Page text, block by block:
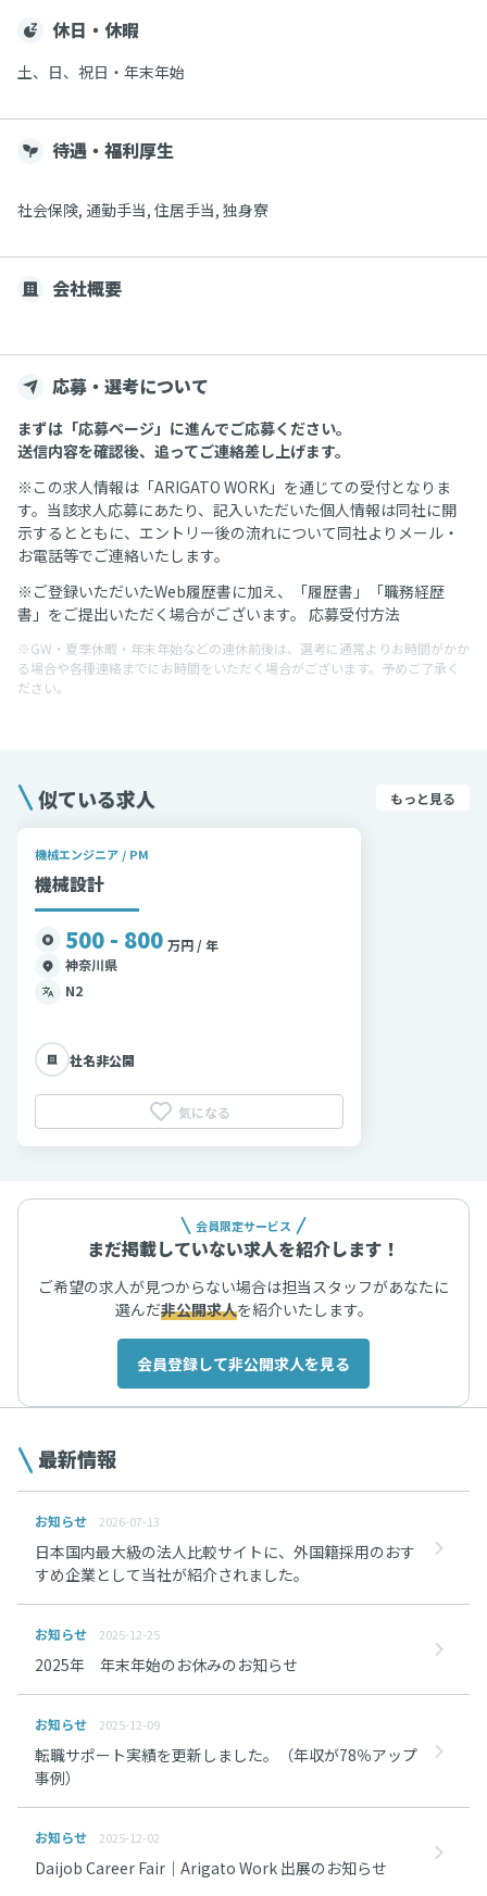
休日・休暇
土、日、祝日・年末年始
待遇・福利厚生
社会保険, 通勤手当, 住居手当, 独身寮
会社概要
応募・選考について
まずは「応募ページ」に進んでご応募ください。
送信内容を確認後、追ってご連絡差し上げます。
※この求人情報は「ARIGATO WORK」を通じての受付となりま
す。当該求人応募にあたり、記入いただいた個人情報は同社に開
示するとともに、エントリー後の流れについて同社よりメール・
お電話等でご連絡いたします。
※ご登録いただいたWeb履歴書に加え、「履歴書」「職務経歴
書」をご提出いただく場合がございます。 応募受付方法
※GW・夏季休暇・年末年始などの連休前後は、選考に通常よりお時間がかか
る場合や各種連絡までにお時間をいただく場合がございます。予めご了承く
ださい。
似ている求人 もっと見る
機械エンジニア / PM
機械設計
500 - 800 万円 / 年
神奈川県
N2
社名非公開
気になる
会員限定サービス
まだ掲載していない求人を紹介します！
ご希望の求人が見つからない場合は担当スタッフがあなたに
選んだ非公開求人を紹介いたします。
会員登録して非公開求人を見る
最新情報
お知らせ 2026-07-13
日本国内最大級の法人比較サイトに、外国籍採用のおす
すめ企業として当社が紹介されました。
お知らせ 2025-12-25
2025年 年末年始のお休みのお知らせ
お知らせ 2025-12-09
転職サポート実績を更新しました。（年収が78％アップ
事例）
お知らせ 2025-12-02
Daijob Career Fair｜Arigato Work 出展のお知らせ